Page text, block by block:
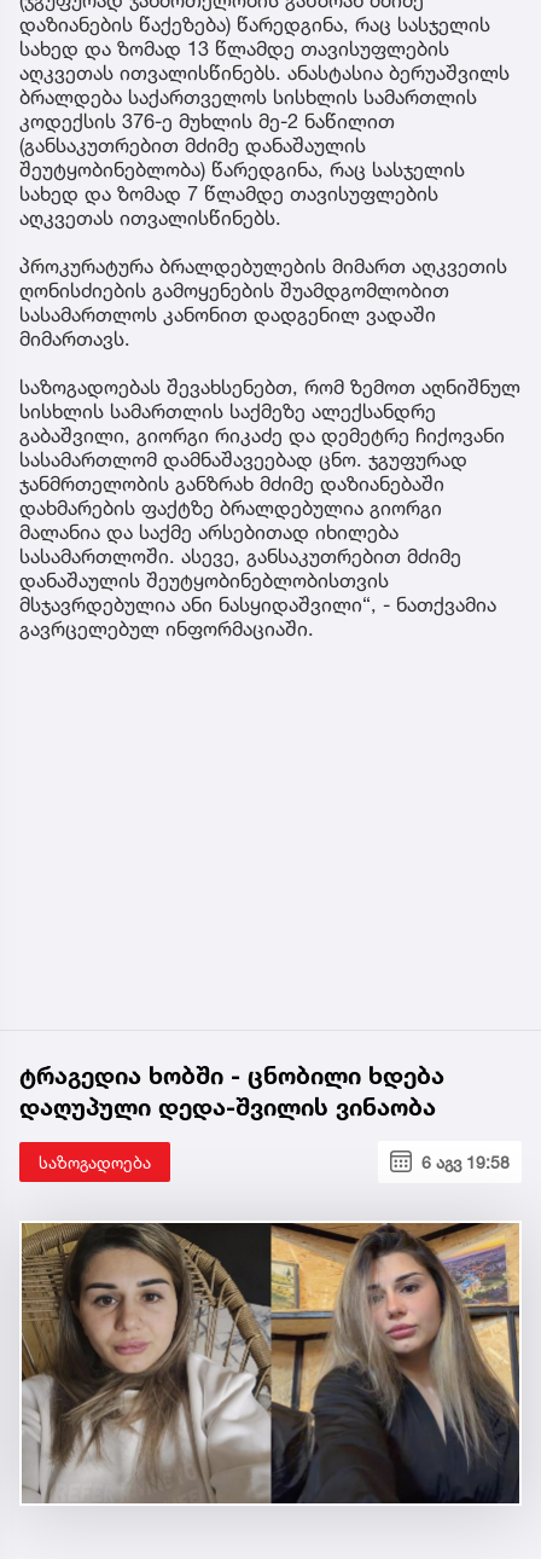
დაზიანების წაქეზება) წარედგინა, რაც სასჯელის
სახედ და ზომად 13 წლამდე თავისუფლების
აღკვეთას ითვალისწინებს. ანასტასია ბერუაშვილს
ბრალდება საქართველოს სისხლის სამართლის
კოდექსის 376-ე მუხლის მე-2 ნაწილით
(განსაკუთრებით მძიმე დანაშაულის
შეუტყობინებლობა) წარედგინა, რაც სასჯელის
სახედ და ზომად 7 წლამდე თავისუფლების
აღკვეთას ითვალისწინებს.
პროკურატურა ბრალდებულების მიმართ აღკვეთის
ღონისძიების გამოყენების შუამდგომლობით
სასამართლოს კანონით დადგენილ ვადაში
მიმართავს.
საზოგადოებას შევახსენებთ, რომ ზემოთ აღნიშნულ
სისხლის სამართლის საქმეზე ალექსანდრე
გაბაშვილი, გიორგი რიკაძე და დემეტრე ჩიქოვანი
სასამართლომ დამნაშავეებად ცნო. ჯგუფურად
ჯანმრთელობის განზრახ მძიმე დაზიანებაში
დახმარების ფაქტზე ბრალდებულია გიორგი
მალანია და საქმე არსებითად იხილება
სასამართლოში. ასევე, განსაკუთრებით მძიმე
დანაშაულის შეუტყობინებლობისთვის
მსჯავრდებულია ანი ნასყიდაშვილი“, - ნათქვამია
გავრცელებულ ინფორმაციაში.
ტრაგედია ხობში - ცნობილი ხდება
დაღუპული დედა-შვილის ვინაობა
საზოგადოება 6 აგვ 19:58